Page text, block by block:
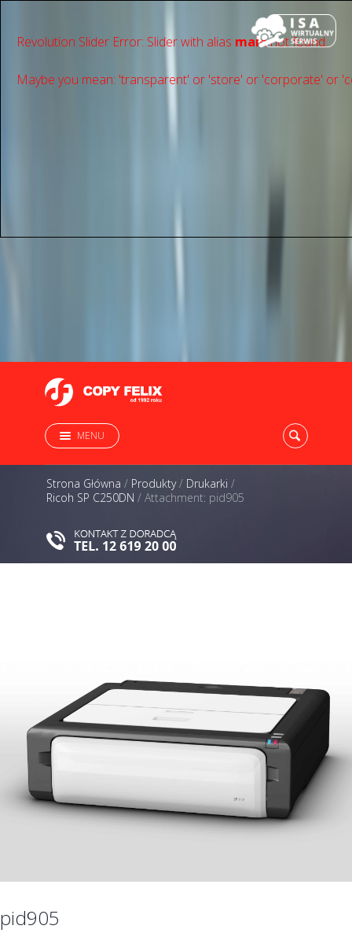
Revolution Slider Error: Slider with alias mainnot found.
Maybe you mean: 'transparent' or 'store' or 'сorporate' or
MENU
Strona Główna / Produkty/ Drukarki /
Ricoh SP C250DN / Attachment: pid905
pid905